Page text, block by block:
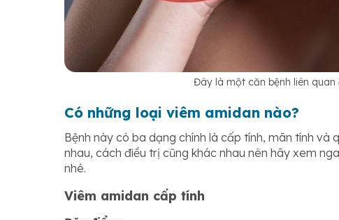
Đây là một căn bệnh liên
Có những loại viêm amidan nào?
Bệnh này có ba dạng chính là cấp tính, mãn tính
nhau, cách điều trị cũng khác nhau nên hãy xem
nhé.
Viêm amidan cấp tính